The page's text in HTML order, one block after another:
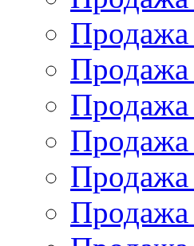
Продажа
Продажа